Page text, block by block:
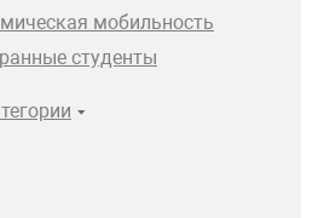
мобильность
студенты